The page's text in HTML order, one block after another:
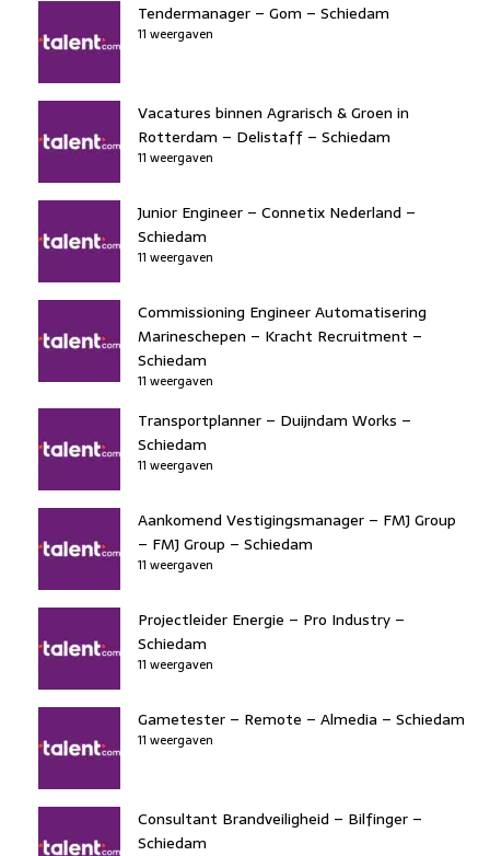
Tendermanager – Gom – Schiedam
11 weergaven
Vacatures binnen Agrarisch & Groen in
Rotterdam – Delistaff – Schiedam
11 weergaven
Junior Engineer – Connetix Nederland –
Schiedam
11 weergaven
Commissioning Engineer Automatisering
Marineschepen – Kracht Recruitment –
Schiedam
11 weergaven
Transportplanner – Duijndam Works –
Schiedam
11 weergaven
Aankomend Vestigingsmanager – FMJ Group
– FMJ Group – Schiedam
11 weergaven
Projectleider Energie – Pro Industry –
Schiedam
11 weergaven
Gametester – Remote – Almedia – Schiedam
11 weergaven
Consultant Brandveiligheid – Bilfinger –
Schiedam